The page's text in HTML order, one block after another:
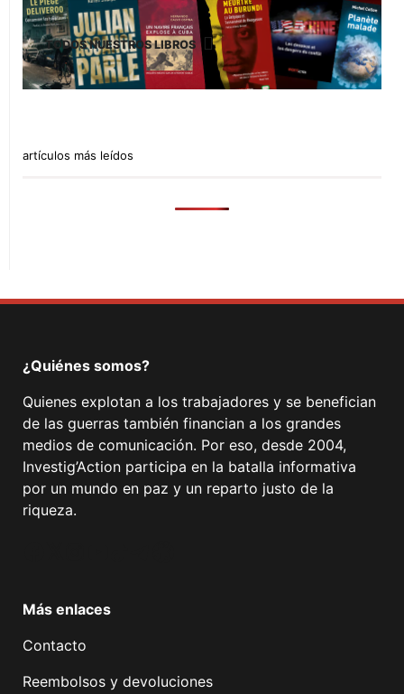
TODOS NUESTROS LIBROS
artículos más leídos
¿Quiénes somos?
Quienes explotan a los trabajadores y se benefician
de las guerras también financian a los grandes
medios de comunicación. Por eso, desde 2004,
Investig’Action participa en la batalla informativa
por un mundo en paz y un reparto justo de la
riqueza.
Más enlaces
Contacto
Reembolsos y devoluciones